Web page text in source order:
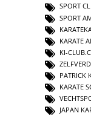
SPORT
SPORT
KARATE
KI-
PATRICK
KARATE
JAPAN